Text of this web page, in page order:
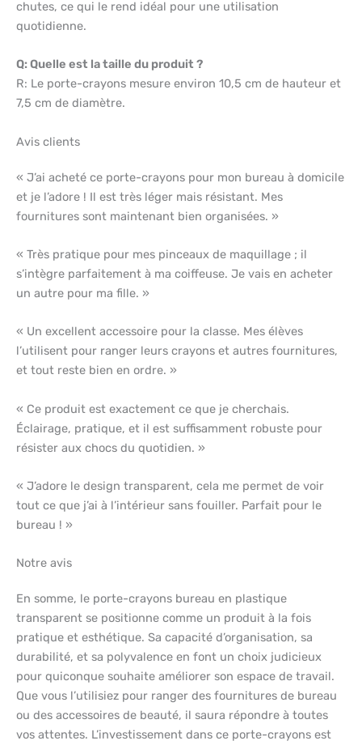
chutes, ce qui le rend idéal pour une utilisation
quotidienne.
Q: Quelle est la taille du produit ?
R: Le porte-crayons mesure environ 10,5 cm de hauteur et
7,5 cm de diamètre.
Avis clients
« J’ai acheté ce porte-crayons pour mon bureau à domicile
et je l’adore ! Il est très léger mais résistant. Mes
fournitures sont maintenant bien organisées. »
« Très pratique pour mes pinceaux de maquillage ; il
s’intègre parfaitement à ma coiffeuse. Je vais en acheter
un autre pour ma fille. »
« Un excellent accessoire pour la classe. Mes élèves
l’utilisent pour ranger leurs crayons et autres fournitures,
et tout reste bien en ordre. »
« Ce produit est exactement ce que je cherchais.
Éclairage, pratique, et il est suffisamment robuste pour
résister aux chocs du quotidien. »
« J’adore le design transparent, cela me permet de voir
tout ce que j’ai à l’intérieur sans fouiller. Parfait pour le
bureau ! »
Notre avis
En somme, le porte-crayons bureau en plastique
transparent se positionne comme un produit à la fois
pratique et esthétique. Sa capacité d’organisation, sa
durabilité, et sa polyvalence en font un choix judicieux
pour quiconque souhaite améliorer son espace de travail.
Que vous l’utilisiez pour ranger des fournitures de bureau
ou des accessoires de beauté, il saura répondre à toutes
vos attentes. L’investissement dans ce porte-crayons est